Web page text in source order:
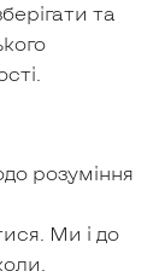
та
розуміння
Ми і до